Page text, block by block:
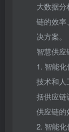
大数据
链的效率
决方案。
智慧供应
1. 智能
技术和人
括供应链
供应链的
2. 智能